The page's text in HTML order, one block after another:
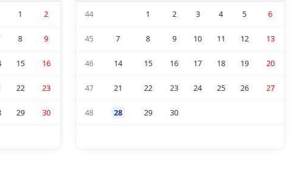
1 2
8 9
15 16
22 23
29 30
44 1 2 3 4 5 6
45 7 8 9 10 11 12 13
46 14 15 16 17 18 19 20
47 21 22 23 24 25 26 27
48 28 29 30